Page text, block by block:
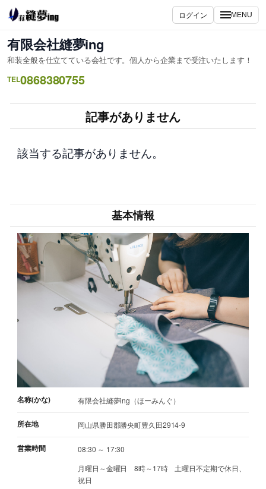
内
容
を
ス
キ
ッ
ログイン MENU
有限会社縫夢ing
和装全般を仕立てている会社です。個人から企業まで受注いたします！
TEL0868380755
記事がありません
該当する記事がありません。
基本情報
名称(かな) 有限会社縫夢ing（ほーみんぐ）
所在地 岡山県勝田郡勝央町豊久田2914-9
営業時間
08:30 ～ 17:30
月曜日～金曜日 8時～17時 土曜日不定期で休日、
祝日